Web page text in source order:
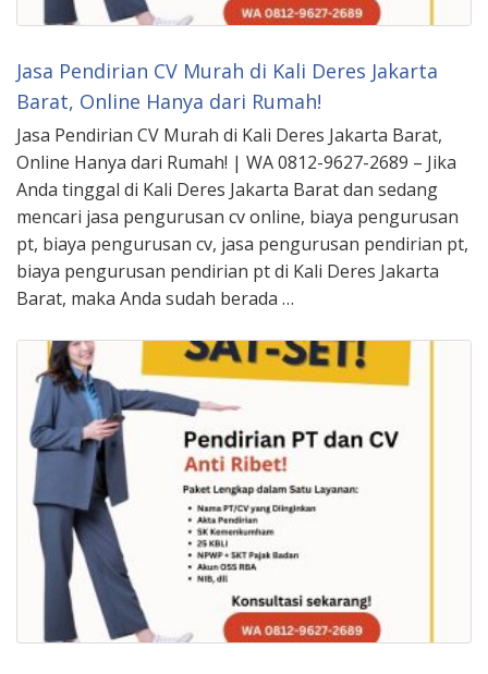
Jasa Pendirian CV Murah di Kali Deres Jakarta
Barat, Online Hanya dari Rumah!
Jasa Pendirian CV Murah di Kali Deres Jakarta Barat,
Online Hanya dari Rumah! | WA 0812-9627-2689 – Jika
Anda tinggal di Kali Deres Jakarta Barat dan sedang
mencari jasa pengurusan cv online, biaya pengurusan
pt, biaya pengurusan cv, jasa pengurusan pendirian pt,
biaya pengurusan pendirian pt di Kali Deres Jakarta
Barat, maka Anda sudah berada …